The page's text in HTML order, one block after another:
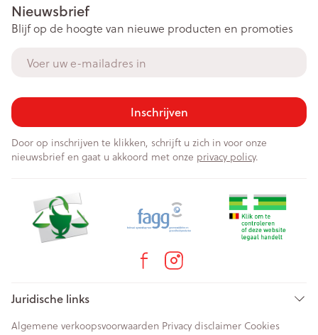
Nieuwsbrief
Blijf op de hoogte van nieuwe producten en promoties
Inschrijven
Door op inschrijven te klikken, schrijft u zich in voor onze
nieuwsbrief en gaat u akkoord met onze privacy policy.
Juridische links
Algemene verkoopsvoorwaarden Privacy disclaimer Cookies